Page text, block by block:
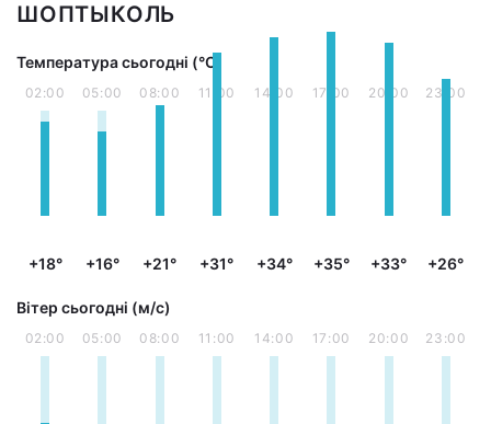
ШОПТЫКОЛЬ
Температура сьогодні (°С)
02:00
+18°
05:00
+16°
08:00
+21°
11:00
+31°
14:00
+34°
17:00
+35°
20:00
+33°
23:00
+26°
Вітер сьогодні (м/с)
02:00 05:00 08:00 11:00 14:00 17:00 20:00 23:00